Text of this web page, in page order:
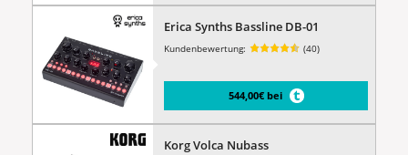
Erica Synths Bassline DB-01
Kundenbewertung: (40)
544,00€ bei
Korg Volca Nubass